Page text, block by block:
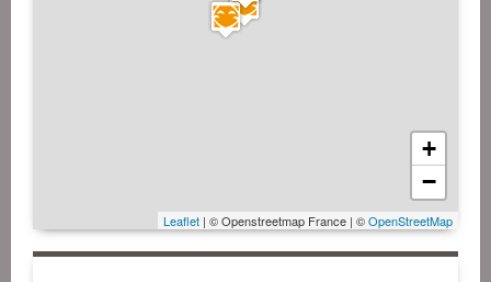
+
−
Leaflet | © Openstreetmap France | ©OpenStreetMap